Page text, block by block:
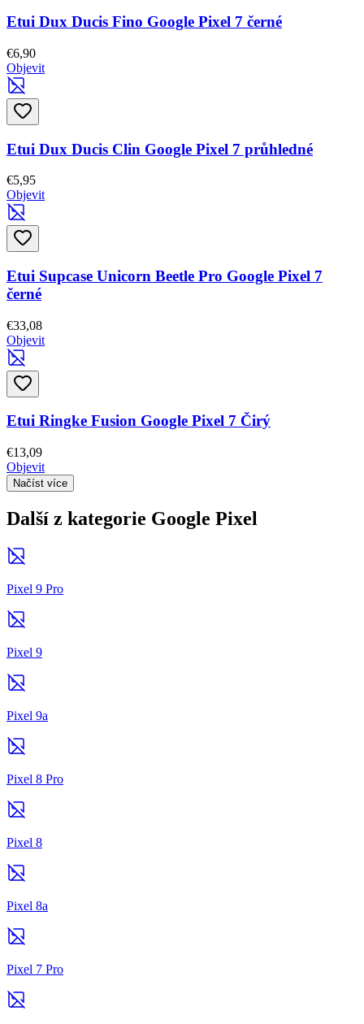
Etui Dux Ducis Fino Google Pixel 7 černé
€6,90
Objevit
Etui Dux Ducis Clin Google Pixel 7 průhledné
€5,95
Objevit
Etui Supcase Unicorn Beetle Pro Google Pixel 7
černé
€33,08
Objevit
Etui Ringke Fusion Google Pixel 7 Čirý
€13,09
Objevit
Načíst více
Další z kategorie Google Pixel
Pixel 9 Pro
Pixel 9
Pixel 9a
Pixel 8 Pro
Pixel 8
Pixel 8a
Pixel 7 Pro